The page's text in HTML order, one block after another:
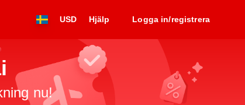
USD Hjälp Logga in/registrera
nu!